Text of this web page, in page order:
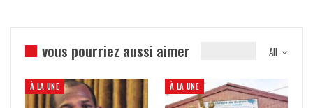
All
vous pourriez aussi aimer
À LA UNE À LA UNE